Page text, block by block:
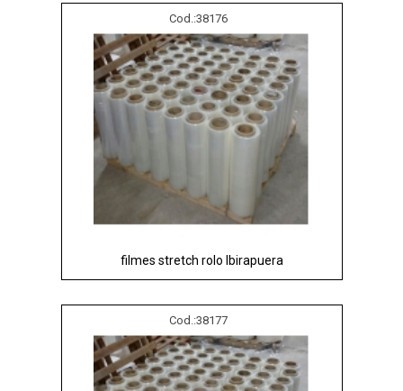
Cod.:38176
filmes stretch rolo Ibirapuera
Cod.:38177